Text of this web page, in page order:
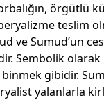
örgütlü
teslim
ve Sumud’un
Sembolik olarak
gibidir.
yalanlarla